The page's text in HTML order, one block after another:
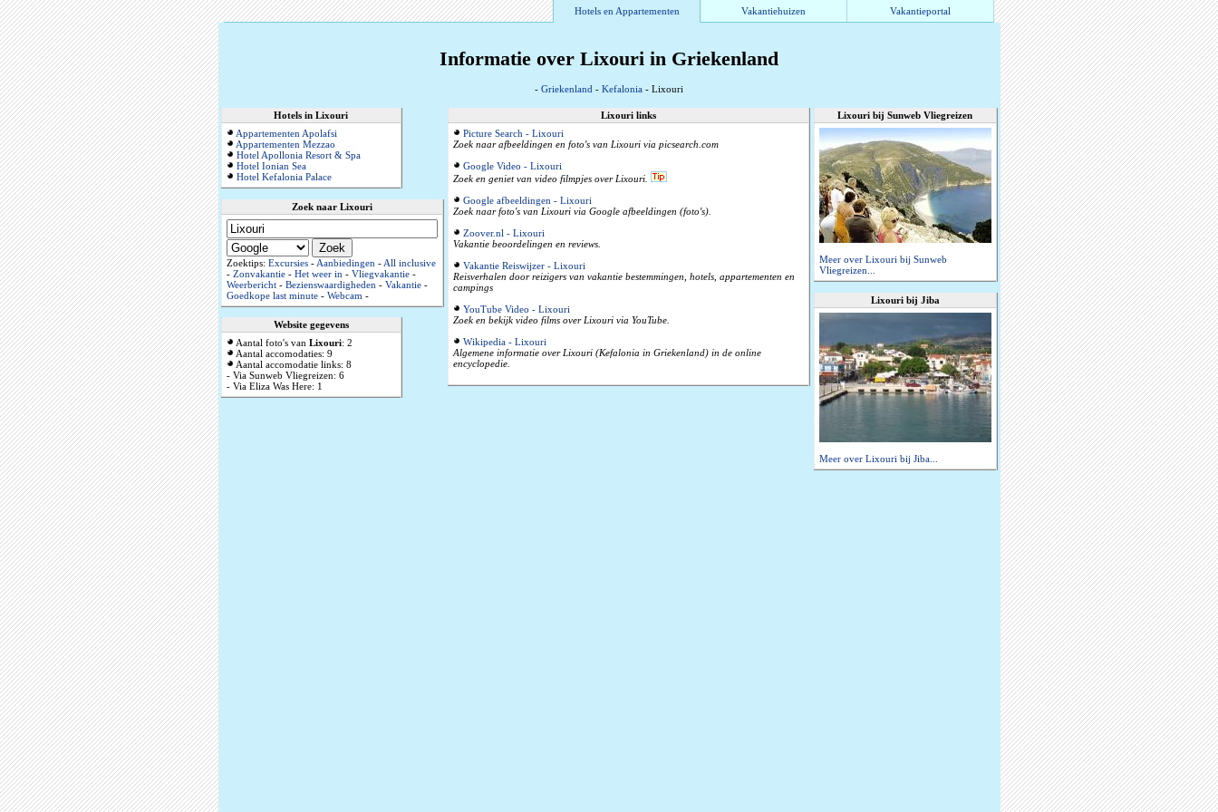
Hotels en Appartementen Vakantiehuizen Vakantieportal
Informatie over Lixouri in Griekenland
- Griekenland - Kefalonia - Lixouri
Hotels in Lixouri
Appartementen Apolafsi
Appartementen Mezzao
Hotel Apollonia Resort & Spa
Hotel Ionian Sea
Hotel Kefalonia Palace
Zoek naar Lixouri
Zoektips: Excursies-Aanbiedingen-All inclusive
- Zonvakantie- Het weer in- Vliegvakantie-
Weerbericht- Bezienswaardigheden- Vakantie-
Goedkope last minute- Webcam-
Website gegevens
Aantal foto's van Lixouri: 2
Aantal accomodaties: 9
Aantal accomodatie links: 8
- Via Sunweb Vliegreizen: 6
- Via Eliza Was Here: 1
Lixouri links
Picture Search - Lixouri
Zoek naar afbeeldingen en foto's van Lixouri via picsearch.com
Google Video - Lixouri
Zoek en geniet van video filmpjes over Lixouri.
Google afbeeldingen - Lixouri
Zoek naar foto's van Lixouri via Google afbeeldingen (foto's).
Zoover.nl - Lixouri
Vakantie beoordelingen en reviews.
Vakantie Reiswijzer - Lixouri
Reisverhalen door reizigers van vakantie bestemmingen, hotels, appartementen en
campings
YouTube Video - Lixouri
Zoek en bekijk video films over Lixouri via YouTube.
Wikipedia - Lixouri
Algemene informatie over Lixouri (Kefalonia in Griekenland) in de online
encyclopedie.
Lixouri bij Sunweb Vliegreizen
Meer over Lixouri bij Sunweb
Vliegreizen...
Lixouri bij Jiba
Meer over Lixouri bij Jiba...